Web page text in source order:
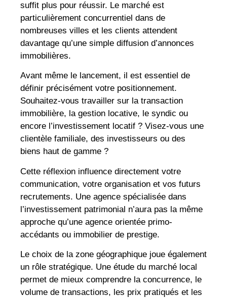
suffit plus pour réussir. Le marché est
particulièrement concurrentiel dans de
nombreuses villes et les clients attendent
davantage qu’une simple diffusion d’annonces
immobilières.
Avant même le lancement, il est essentiel de
définir précisément votre positionnement.
Souhaitez-vous travailler sur la transaction
immobilière, la gestion locative, le syndic ou
encore l’investissement locatif ? Visez-vous une
clientèle familiale, des investisseurs ou des
biens haut de gamme ?
Cette réflexion influence directement votre
communication, votre organisation et vos futurs
recrutements. Une agence spécialisée dans
l’investissement patrimonial n’aura pas la même
approche qu’une agence orientée primo-
accédants ou immobilier de prestige.
Le choix de la zone géographique joue également
un rôle stratégique. Une étude du marché local
permet de mieux comprendre la concurrence, le
volume de transactions, les prix pratiqués et les